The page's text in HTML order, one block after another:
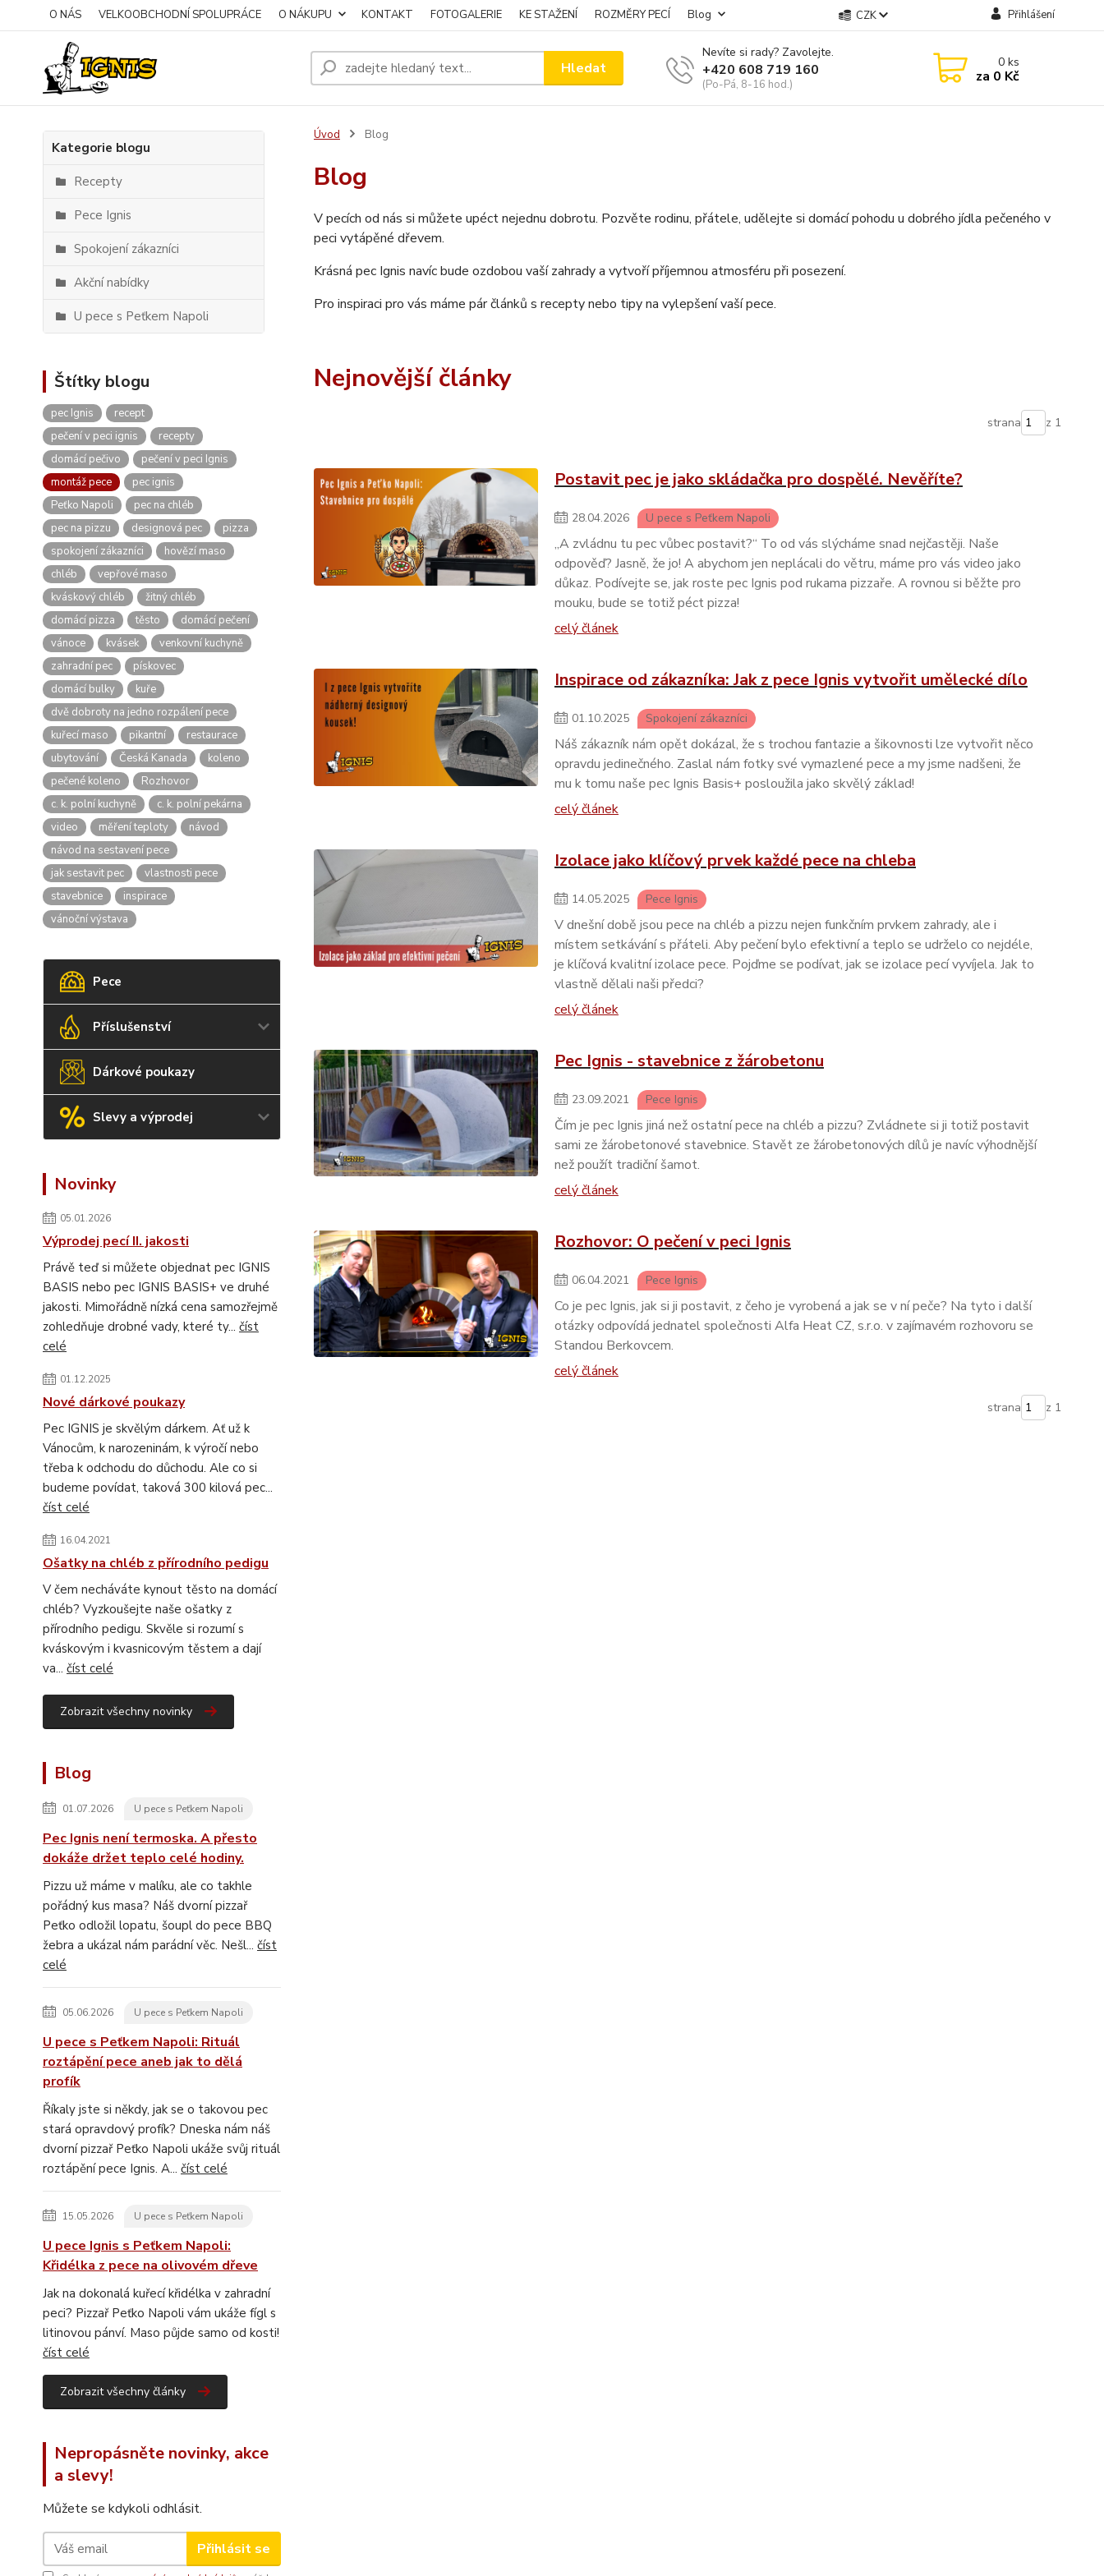
O NÁS VELKOOBCHODNÍ SPOLUPRÁCE O NÁKUPU KONTAKT FOTOGALERIE KE STAŽENÍ ROZMĚRY PECÍ Blog CZK Přihlášení
Hledat
Nevíte si rady? Zavolejte.
+420 608 719 160
(Po-Pá, 8-16 hod.)
0ks
za 0 Kč
Kategorie blogu
Recepty
Pece Ignis
Spokojení zákazníci
Akční nabídky
U pece s Peťkem Napoli
Štítky blogu
pec Ignis
recept
pečení v peci ignis
recepty
domácí pečivo
pečení v peci Ignis
montáž pece
pec ignis
Peťko Napoli
pec na chléb
pec na pizzu
designová pec
pizza
spokojení zákazníci
hovězí maso
chléb
vepřové maso
kváskový chléb
žitný chléb
domácí pizza
těsto
domácí pečení
vánoce
kvásek
venkovní kuchyně
zahradní pec
pískovec
domácí bulky
kuře
dvě dobroty na jedno rozpálení pece
kuřecí maso
pikantní
restaurace
ubytování
Česká Kanada
koleno
pečené koleno
Rozhovor
c. k. polní kuchyně
c. k. polní pekárna
video
měření teploty
návod
návod na sestavení pece
jak sestavit pec
vlastnosti pece
stavebnice
inspirace
vánoční výstava
Pece
Příslušenství
Dárkové poukazy
Slevy a výprodej
Novinky
05.01.2026
Výprodej pecí II. jakosti
Právě teď si můžete objednat pec IGNIS
BASIS nebo pec IGNIS BASIS+ ve druhé
jakosti. Mimořádně nízká cena samozřejmě
zohledňuje drobné vady, které ty... číst
celé
01.12.2025
Nové dárkové poukazy
Pec IGNIS je skvělým dárkem. Ať už k
Vánocům, k narozeninám, k výročí nebo
třeba k odchodu do důchodu. Ale co si
budeme povídat, taková 300 kilová pec...
číst celé
16.04.2021
Ošatky na chléb z přírodního pedigu
V čem necháváte kynout těsto na domácí
chléb? Vyzkoušejte naše ošatky z
přírodního pedigu. Skvěle si rozumí s
kváskovým i kvasnicovým těstem a dají
va... číst celé
Zobrazit všechny novinky
Blog
01.07.2026 U pece s Peťkem Napoli
Pec Ignis není termoska. A přesto
dokáže držet teplo celé hodiny.
Pizzu už máme v malíku, ale co takhle
pořádný kus masa? Náš dvorní pizzař
Peťko odložil lopatu, šoupl do pece BBQ
žebra a ukázal nám parádní věc. Nešl... číst
celé
05.06.2026 U pece s Peťkem Napoli
U pece s Peťkem Napoli: Rituál
roztápění pece aneb jak to dělá
profík
Říkaly jste si někdy, jak se o takovou pec
stará opravdový profík? Dneska nám náš
dvorní pizzař Peťko Napoli ukáže svůj rituál
roztápění pece Ignis. A... číst celé
15.05.2026 U pece s Peťkem Napoli
U pece Ignis s Peťkem Napoli:
Křidélka z pece na olivovém dřeve
Jak na dokonalá kuřecí křidélka v zahradní
peci? Pizzař Peťko Napoli vám ukáže fígl s
litinovou pánví. Maso půjde samo od kosti!
číst celé
Zobrazit všechny články
Nepropásněte novinky, akce
a slevy!
Můžete se kdykoli odhlásit.
Přihlásit se
Úvod Blog
Blog
V pecích od nás si můžete upéct nejednu dobrotu. Pozvěte rodinu, přátele, udělejte si domácí pohodu u dobrého jídla pečeného v
peci vytápěné dřevem.
Krásná pec Ignis navíc bude ozdobou vaší zahrady a vytvoří příjemnou atmosféru při posezení.
Pro inspiraci pro vás máme pár článků s recepty nebo tipy na vylepšení vaší pece.
Nejnovější články
strana z 1
Postavit pec je jako skládačka pro dospělé. Nevěříte?
28.04.2026 U pece s Peťkem Napoli
„A zvládnu tu pec vůbec postavit?“ To od vás slýcháme snad nejčastěji. Naše
odpověď? Jasně, že jo! A abychom jen neplácali do větru, máme pro vás video jako
důkaz. Podívejte se, jak roste pec Ignis pod rukama pizzaře. A rovnou si běžte pro
mouku, bude se totiž péct pizza!
celý článek
Inspirace od zákazníka: Jak z pece Ignis vytvořit umělecké dílo
01.10.2025 Spokojení zákazníci
Náš zákazník nám opět dokázal, že s trochou fantazie a šikovnosti lze vytvořit něco
opravdu jedinečného. Zaslal nám fotky své vymazlené pece a my jsme nadšeni, že
mu k tomu naše pec Ignis Basis+ posloužila jako skvělý základ!
celý článek
Izolace jako klíčový prvek každé pece na chleba
14.05.2025 Pece Ignis
V dnešní době jsou pece na chléb a pizzu nejen funkčním prvkem zahrady, ale i
místem setkávání s přáteli. Aby pečení bylo efektivní a teplo se udrželo co nejdéle,
je klíčová kvalitní izolace pece. Pojďme se podívat, jak se izolace pecí vyvíjela. Jak to
vlastně dělali naši předci?
celý článek
Pec Ignis - stavebnice z žárobetonu
23.09.2021 Pece Ignis
Čím je pec Ignis jiná než ostatní pece na chléb a pizzu? Zvládnete si ji totiž postavit
sami ze žárobetonové stavebnice. Stavět ze žárobetonových dílů je navíc výhodnější
než použít tradiční šamot.
celý článek
Rozhovor: O pečení v peci Ignis
06.04.2021 Pece Ignis
Co je pec Ignis, jak si ji postavit, z čeho je vyrobená a jak se v ní peče? Na tyto i další
otázky odpovídá jednatel společnosti Alfa Heat CZ, s.r.o. v zajímavém rozhovoru se
Standou Berkovcem.
celý článek
strana z 1